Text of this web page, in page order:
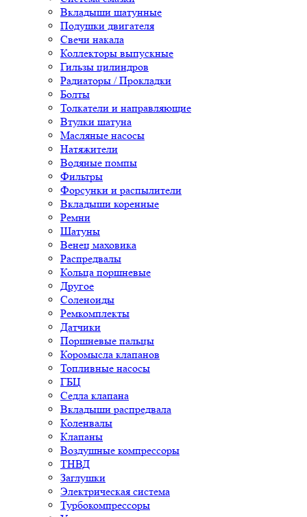
Вкладыши шатунные
Подушки двигателя
Свечи накала
Коллекторы выпускные
Гильзы цилиндров
Радиаторы / Прокладки
Болты
Толкатели и направляющие
Втулки шатуна
Масляные насосы
Натяжители
Водяные помпы
Фильтры
Форсунки и распылители
Вкладыши коренные
Ремни
Шатуны
Венец маховика
Распредвалы
Кольца поршневые
Другое
Соленоиды
Ремкомплекты
Датчики
Поршневые пальцы
Коромысла клапанов
Топливные насосы
ГБЦ
Седла клапана
Вкладыши распредвала
Коленвалы
Клапаны
Воздушные компрессоры
ТНВД
Заглушки
Электрическая система
Турбокомпрессоры